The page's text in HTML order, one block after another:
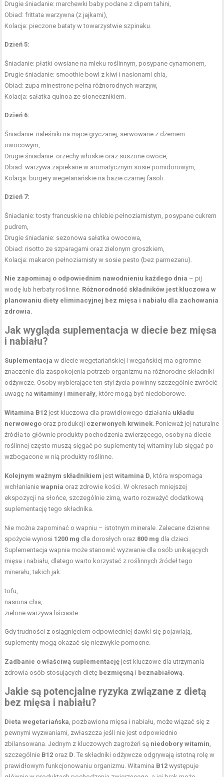
Drugie śniadanie: marchewki baby podane z dipem tahini,
Obiad: frittata warzywna (z jajkami),
Kolacja: pieczone bataty w towarzystwie szpinaku.
Dzień 5:
Śniadanie: płatki owsiane na mleku roślinnym, posypane cynamonem,
Drugie śniadanie: smoothie bowl z kiwi i nasionami chia,
Obiad: zupa minestrone pełna różnorodnych warzyw,
Kolacja: sałatka quinoa ze słonecznikiem.
Dzień 6:
Śniadanie: naleśniki na mące gryczanej, serwowane z dżemem
owocowym,
Drugie śniadanie: orzechy włoskie oraz suszone owoce,
Obiad: warzywa zapiekane w aromatycznym sosie pomidorowym,
Kolacja: burgery wegetariańskie na bazie czarnej fasoli.
Dzień 7:
Śniadanie: tosty francuskie na chlebie pełnoziarnistym, posypane cukrem
pudrem,
Drugie śniadanie: sezonowa sałatka owocowa,
Obiad: risotto ze szparagami oraz zielonym groszkiem
Kolacja: makaron pełnoziarnisty w sosie pesto (bez parmezanu).
Nie zapominaj o odpowiednim nawodnieniu każdego dnia – pij
wodę lub herbaty roślinne. Różnorodność składników jest kluczowa w
planowaniu diety eliminacyjnej bez mięsa i nabiału dla zachowania
zdrowia.
Jak wygląda suplementacja w diecie bez mięsa
i nabiału?
Suplementacja w diecie wegetariańskiej i wegańskiej ma ogromne
znaczenie dla zaspokojenia potrzeb organizmu na różnorodne składniki
odżywcze. Osoby wybierające ten styl życia powinny szczególnie zwrócić
uwagę nawitaminy i minerały , które mogą być niedoborowe.
Witamina B12 jest kluczowa dla prawidłowego działania układu
nerwowego oraz produkcji czerwonych krwinek . Ponieważ jej naturalne
źródła to głównie produkty pochodzenia zwierzęcego, osoby na diecie
roślinnej często muszą sięgać po suplementy tej witaminy lub sięgać po
wzbogacone w nią produkty roślinne.
Kolejnym ważnym składnikiem jestwitamina D , która wspomaga
wchłanianiewapnia oraz zdrowie kości. W okresach mniejszej
ekspozycji na słońce, szczególnie zimą, warto rozważyć dodatkową
suplementację tego składnika.
Nie można zapominać o wapniu – istotnym minerale. Zalecane dzienne
spożycie wynosi 1200 mg dla dorosłych oraz 800 mg dla dzieci.
Suplementacja wapnia może stanowić wyzwanie dla osób unikających
mięsa i nabiału, dlatego warto korzystać z roślinnych źródeł tego
minerału, takich jak:
tofu,
nasiona chia,
zielone warzywa liściaste.
Gdy trudności z osiągnięciem odpowiedniej dawki się pojawiają,
suplementy mogą okazać się niezwykle pomocne.
Zadbanie o właściwą suplementację jest kluczowe dla utrzymania
zdrowia osób stosujących dietę bezmięsną i beznabiałową
Jakie są potencjalne ryzyka związane z dietą
bez mięsa i nabiału?
Dieta wegetariańska , pozbawiona mięsa i nabiału, może wiązać się z
pewnymi wyzwaniami, zwłaszcza jeśli nie jest odpowiednio
zbilansowana. Jednym z kluczowych zagrożeń są niedobory witamin
szczególnie B12 oraz D . Te składniki odżywcze odgrywają istotną rolę w
prawidłowym funkcjonowaniu organizmu. Witamina B12 występuje